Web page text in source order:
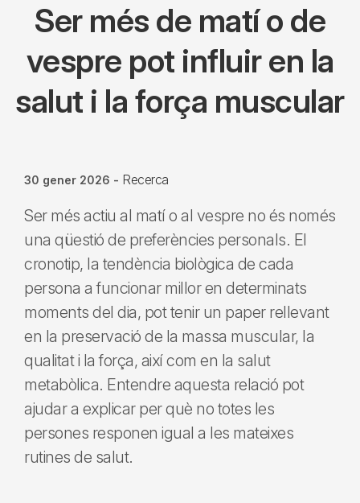
Ser més de matí o de
vespre pot influir en la
salut i la força muscular
30 gener 2026 - Recerca
Ser més actiu al matí o al vespre no és només
una qüestió de preferències personals. El
cronotip, la tendència biològica de cada
persona a funcionar millor en determinats
moments del dia, pot tenir un paper rellevant
en la preservació de la massa muscular, la
qualitat i la força, així com en la salut
metabòlica. Entendre aquesta relació pot
ajudar a explicar per què no totes les
persones responen igual a les mateixes
rutines de salut.